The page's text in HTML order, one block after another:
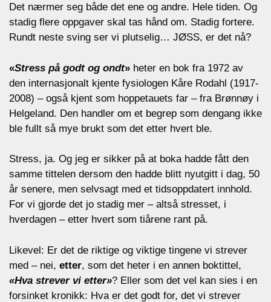
Det nærmer seg både det ene og andre. Hele tiden. Og
stadig flere oppgaver skal tas hånd om. Stadig fortere.
Rundt neste sving ser vi plutselig… JØSS, er det nå?
«Stress på godt og ondt» heter en bok fra 1972 av
den internasjonalt kjente fysiologen Kåre Rodahl (1917-
2008) – også kjent som hoppetauets far – fra Brønnøy i
Helgeland. Den handler om et begrep som dengang ikke
ble fullt så mye brukt som det etter hvert ble.
Stress, ja. Og jeg er sikker på at boka hadde fått den
samme tittelen dersom den hadde blitt nyutgitt i dag, 50
år senere, men selvsagt med et tidsoppdatert innhold.
For vi gjorde det jo stadig mer – altså stresset, i
hverdagen – etter hvert som tiårene rant på.
Likevel: Er det de riktige og viktige tingene vi strever
med – nei, etter, som det heter i en annen boktittel,
«Hva strever vi etter»? Eller som det vel kan sies i en
forsinket kronikk: Hva er det godt for, det vi strever